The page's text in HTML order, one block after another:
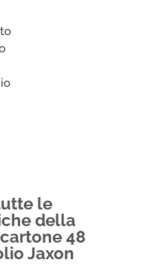
le
della
48
Jaxon